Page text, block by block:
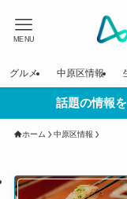
MENU
グルメ 中原区情報
話題の情報
ホーム 中原区情報